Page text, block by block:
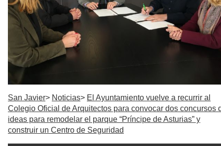
San Javier Noticias
El Ayuntamiento vuelve a recurrir al
Colegio Oficial de Arquitectos para convocar dos concursos
ideas para remodelar el parque “Príncipe de Asturias” y
construir un Centro de Seguridad